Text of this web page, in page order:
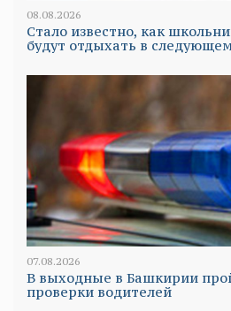
08.08.2026
Стало известно, как
будут отдыхать в
07.08.2026
В выходные в Башкирии
проверки водителей